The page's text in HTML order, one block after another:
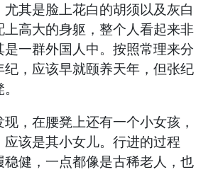
其是脸上花白的胡须以及灰白
上高大的身躯，整个人看起来非
一群外国人中。按照常理来分
纪，应该早就颐养天年，但张纪
，在腰凳上还有一个小女孩，
该是其小女儿。行进的过程
稳健，一点都像是古稀老人，也